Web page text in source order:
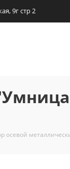
9г стр 2
осевой